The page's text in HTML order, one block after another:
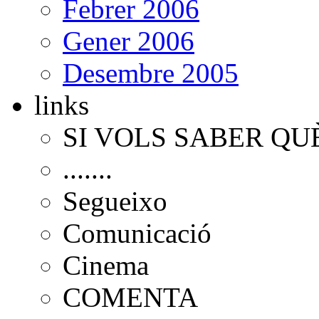
Febrer 2006
Gener 2006
Desembre 2005
links
SI VOLS SABER
.......
Segueixo
Comunicació
Cinema
COMENTA